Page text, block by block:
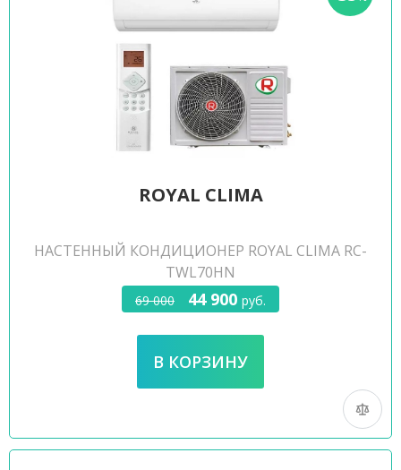
ROYAL CLIMA
НАСТЕННЫЙ КОНДИЦИОНЕР ROYAL CLIMA RC-
TWL70HN
69 000 44 900 руб.